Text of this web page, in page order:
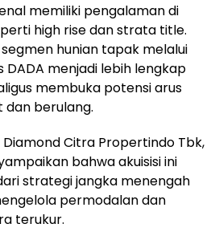
memiliki pengalaman di
high rise dan strata title.
hunian tapak melalui
DADA menjadi lebih lengkap
membuka potensi arus
dan berulang.
Diamond Citra Propertindo Tbk,
bahwa akuisisi ini
strategi jangka menengah
permodalan dan
terukur.